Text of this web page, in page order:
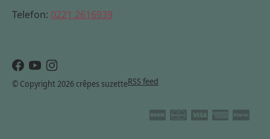
Telefon: 0221 2616939
© Copyright 2026 crêpes suzetteRSS feed